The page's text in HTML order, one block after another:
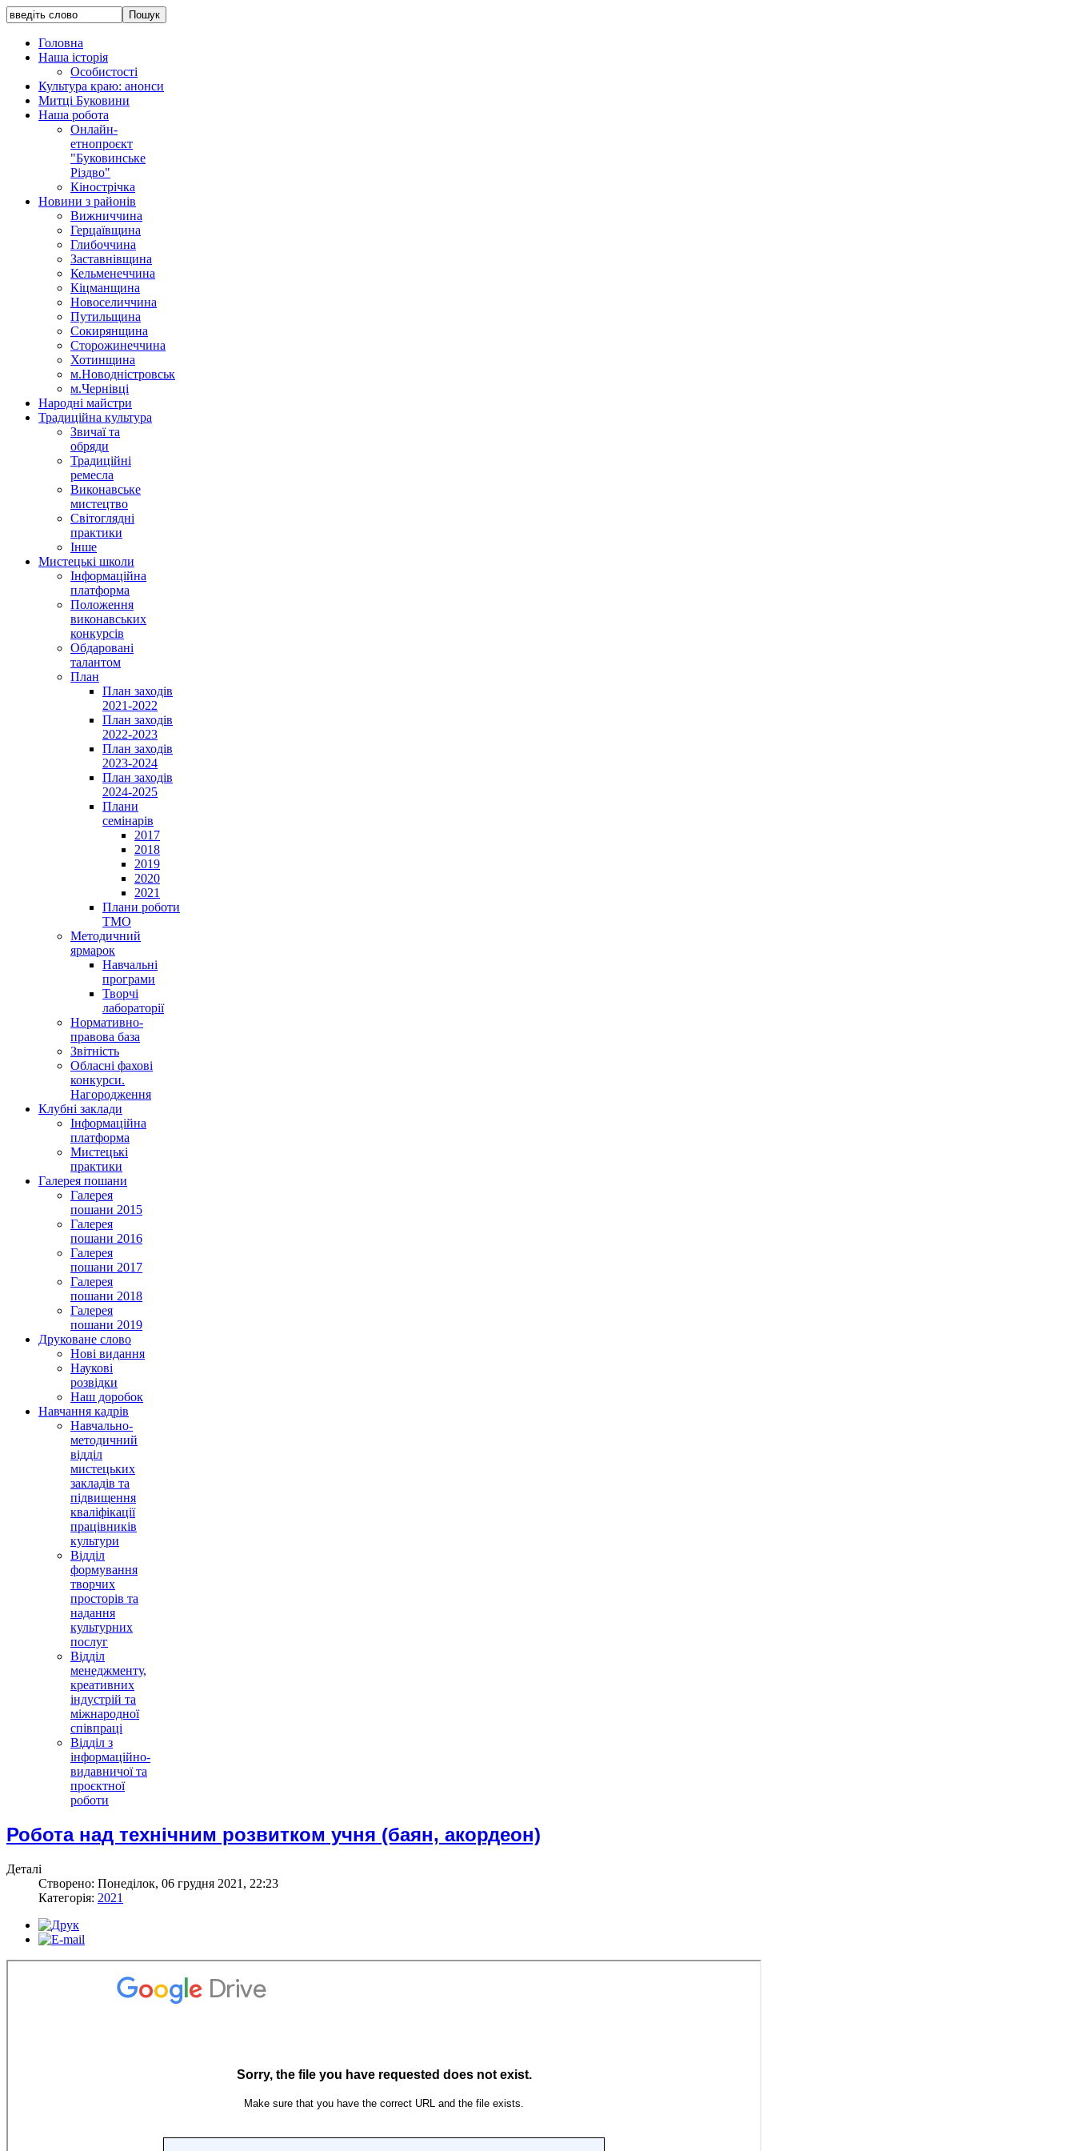
Головна
Наша історія
Особистості
Культура краю: анонси
Митці Буковини
Наша робота
Онлайн-
етнопроєкт
"Буковинське
Різдво"
Кінострічка
Новини з районів
Вижниччина
Герцаївщина
Глибоччина
Заставнівщина
Кельменеччина
Кіцманщина
Новоселиччина
Путильщина
Сокирянщина
Сторожинеччина
Хотинщина
м.Новодністровськ
м.Чернівці
Народні майстри
Традиційна культура
Звичаї та
обряди
Традиційні
ремесла
Виконавське
мистецтво
Світоглядні
практики
Інше
Мистецькі школи
Інформаційна
платформа
Положення
виконавських
конкурсів
Обдаровані
талантом
План
План заходів
2021-2022
План заходів
2022-2023
План заходів
2023-2024
План заходів
2024-2025
Плани
семінарів
2017
2018
2019
2020
2021
Плани роботи
ТМО
Методичний
ярмарок
Навчальні
програми
Творчі
лабораторії
Нормативно-
правова база
Звітність
Обласні фахові
конкурси.
Нагородження
Клубні заклади
Інформаційна
платформа
Мистецькі
практики
Галерея пошани
Галерея
пошани 2015
Галерея
пошани 2016
Галерея
пошани 2017
Галерея
пошани 2018
Галерея
пошани 2019
Друковане слово
Нові видання
Наукові
розвідки
Наш доробок
Навчання кадрів
Навчально-
методичний
відділ
мистецьких
закладів та
підвищення
кваліфікації
працівників
культури
Відділ
формування
творчих
просторів та
надання
культурних
послуг
Відділ
менеджменту,
креативних
індустрій та
міжнародної
співпраці
Відділ з
інформаційно-
видавничої та
проєктної
роботи
Робота над технічним розвитком учня (баян, акордеон)
Деталі
Створено: Понеділок, 06 грудня 2021, 22:23
Категорія: 2021